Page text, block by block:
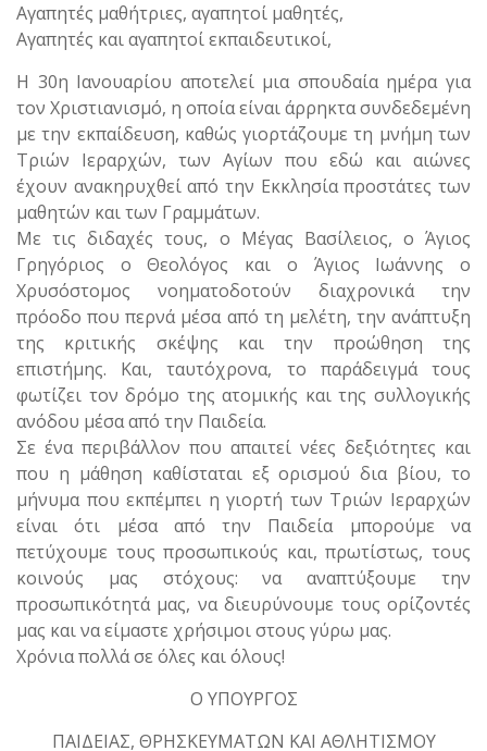
Αγαπητές μαθήτριες, αγαπητοί μαθητές,
Αγαπητές και αγαπητοί εκπαιδευτικοί,
Η 30η Ιανουαρίου αποτελεί μια σπουδαία ημέρα για
τον Χριστιανισμό, η οποία είναι άρρηκτα συνδεδεμένη
με την εκπαίδευση, καθώς γιορτάζουμε τη μνήμη των
Τριών Ιεραρχών, των Αγίων που εδώ και αιώνες
έχουν ανακηρυχθεί από την Εκκλησία προστάτες των
μαθητών και των Γραμμάτων.
Με τις διδαχές τους, ο Μέγας Βασίλειος, ο Άγιος
Γρηγόριος ο Θεολόγος και ο Άγιος Ιωάννης ο
Χρυσόστομος νοηματοδοτούν διαχρονικά την
πρόοδο που περνά μέσα από τη μελέτη, την ανάπτυξη
της κριτικής σκέψης και την προώθηση της
επιστήμης. Και, ταυτόχρονα, το παράδειγμά τους
φωτίζει τον δρόμο της ατομικής και της συλλογικής
ανόδου μέσα από την Παιδεία.
Σε ένα περιβάλλον που απαιτεί νέες δεξιότητες και
που η μάθηση καθίσταται εξ ορισμού δια βίου, το
μήνυμα που εκπέμπει η γιορτή των Τριών Ιεραρχών
είναι ότι μέσα από την Παιδεία μπορούμε να
πετύχουμε τους προσωπικούς και, πρωτίστως, τους
κοινούς μας στόχους: να αναπτύξουμε την
προσωπικότητά μας, να διευρύνουμε τους ορίζοντές
μας και να είμαστε χρήσιμοι στους γύρω μας.
Χρόνια πολλά σε όλες και όλους!
Ο ΥΠΟΥΡΓΟΣ
ΠΑΙΔΕΙΑΣ, ΘΡΗΣΚΕΥΜΑΤΩΝ ΚΑΙ ΑΘΛΗΤΙΣΜΟΥ